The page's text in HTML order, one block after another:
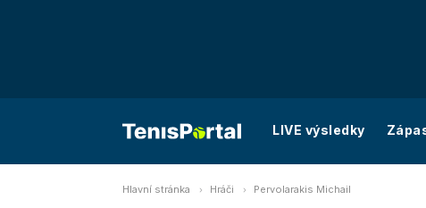
LIVE výsledky
Hlavní stránka Hráči Pervolarakis Michail